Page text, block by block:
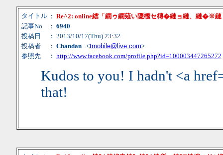
タイトル ： Re^2: online繧「繝ゥ繝薙い隱櫁セ槫�縺ョ縺、縺�※
記事No
： 6940
投稿日
： 2013/10/17(Thu) 23:32
投稿者
： Chandan<tmobile@live.com>
参照先
： http://www.facebook.com/profile.php?id=100003447265272
Kudos to you! I hadn't <a
that!